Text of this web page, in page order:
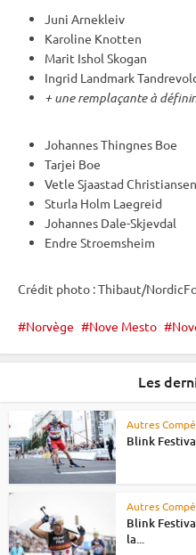
Juni Arnekleiv
Karoline Knotten
Marit Ishol Skogan
Ingrid Landmark
+ une remplaçante à
Johannes Thingnes Boe
Tarjei Boe
Vetle Sjaastad Christiansen
Sturla Holm Laegreid
Johannes Dale-Skjevdal
Endre Stroemsheim
Crédit photo : Thibaut/
Norvège Nove Mesto
Les
Autres
Blink
Autres
Blink
la...